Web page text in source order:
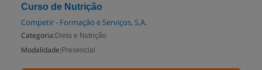
Curso de Nutrição
Competir - Formação e Serviços, S.A.
Categoria: Dieta e Nutrição
Modalidade: Presencial